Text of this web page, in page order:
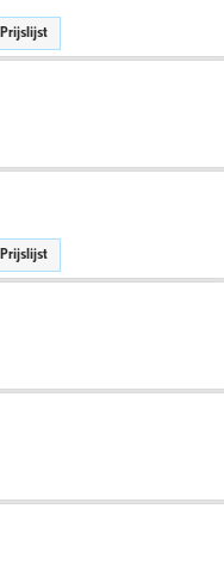
Prijslijst
Prijslijst